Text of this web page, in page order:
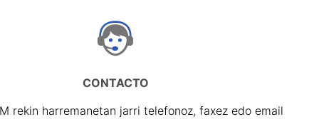
CONTACTO
rekin harremanetan jarri telefonoz, faxez edo email